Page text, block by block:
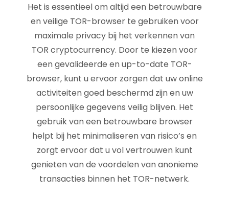
Het is essentieel om altijd een betrouwbare
en veilige TOR-browser te gebruiken voor
maximale privacy bij het verkennen van
TOR cryptocurrency. Door te kiezen voor
een gevalideerde en up-to-date TOR-
browser, kunt u ervoor zorgen dat uw online
activiteiten goed beschermd zijn en uw
persoonlijke gegevens veilig blijven. Het
gebruik van een betrouwbare browser
helpt bij het minimaliseren van risico’s en
zorgt ervoor dat u vol vertrouwen kunt
genieten van de voordelen van anonieme
transacties binnen het TOR-netwerk.